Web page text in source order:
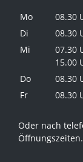
Mo
08.30
Di
08.30
Mi
07.30
15.00
Do
08.30
Fr
08.30
Oder nach
Öffnungszeiten.